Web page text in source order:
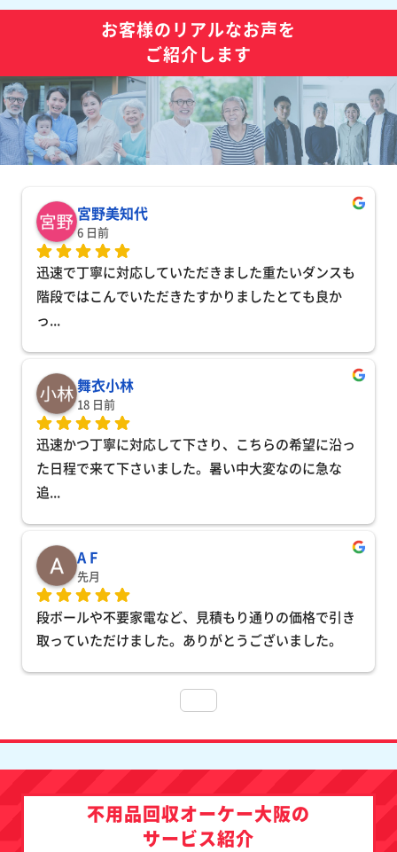
お客様のリアルなお声を
ご紹介します
宮野美知代
6 日前
迅速で丁寧に対応していただきました重たいダンスも
階段ではこんでいただきたすかりましたとても良か
っ...
舞衣小林
18 日前
迅速かつ丁寧に対応して下さり、こちらの希望に沿っ
た日程で来て下さいました。暑い中大変なのに急な
追...
A F
先月
段ボールや不要家電など、見積もり通りの価格で引き
取っていただけました。ありがとうございました。
不用品回収オーケー大阪の
サービス紹介